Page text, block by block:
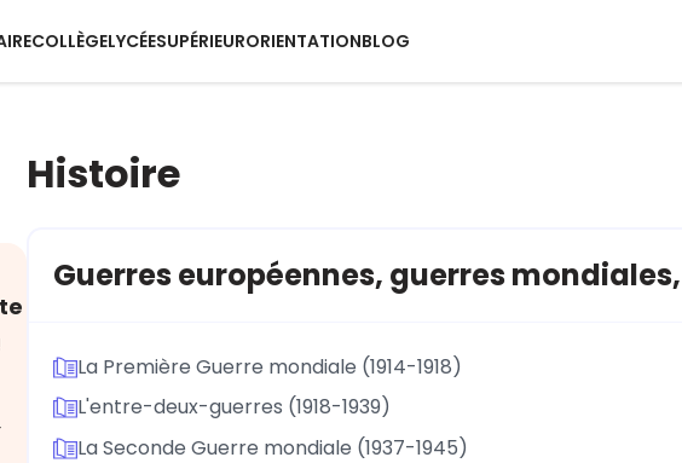
COLLÈGELYCÉESUPÉRIEURORIENTATIONBLOG
Histoire
Guerres européennes, guerres
La Première Guerre mondiale (1914-1918)
L'entre-deux-guerres (1918-1939)
La Seconde Guerre mondiale (1937-1945)